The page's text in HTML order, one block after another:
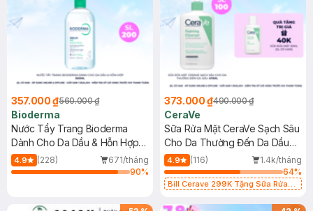
357.000 ₫560.000 ₫
Bioderma
Nước Tẩy Trang Bioderma
Dành Cho Da Dầu & Hỗn Hợp
500ml
4.9 (228)
671/tháng
90%
373.000 ₫490.000 ₫
CeraVe
Sữa Rửa Mặt CeraVe Sạch Sâu
Cho Da Thường Đến Da Dầu
473ml
4.9 (116)
1.4k/tháng
64%
Bill Cerave 299K Tặng Sữa Rửa